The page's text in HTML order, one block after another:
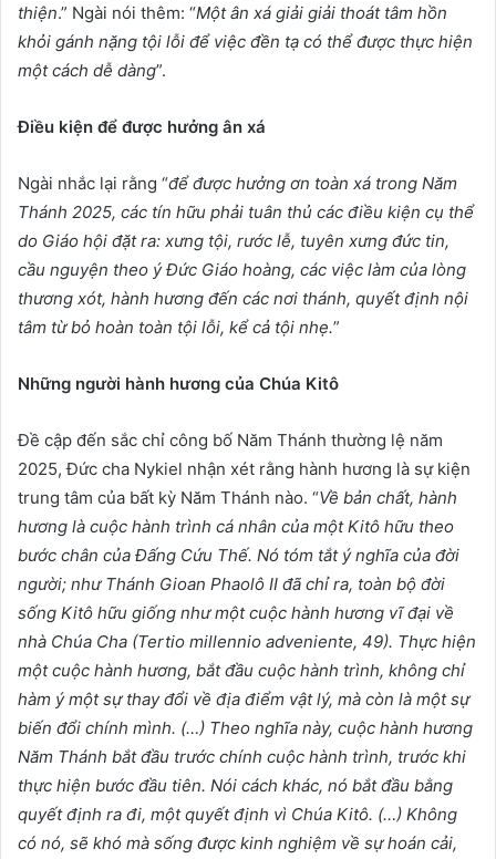
thiện.” Ngài nói thêm: “Một ân xá giải giải thoát tâm hồn
khỏi gánh nặng tội lỗi để việc đền tạ có thể được thực hiện
một cách dễ dàng”.
Điều kiện để được hưởng ân xá
Ngài nhắc lại rằng “để được hưởng ơn toàn xá trong Năm
Thánh 2025, các tín hữu phải tuân thủ các điều kiện cụ thể
do Giáo hội đặt ra: xưng tội, rước lễ, tuyên xưng đức tin,
cầu nguyện theo ý Đức Giáo hoàng, các việc làm của lòng
thương xót, hành hương đến các nơi thánh, quyết định nội
tâm từ bỏ hoàn toàn tội lỗi, kể cả tội nhẹ.”
Những người hành hương của Chúa Kitô
Đề cập đến sắc chỉ công bố Năm Thánh thường lệ năm
2025, Đức cha Nykiel nhận xét rằng hành hương là sự kiện
trung tâm của bất kỳ Năm Thánh nào. “Về bản chất, hành
hương là cuộc hành trình cá nhân của một Kitô hữu theo
bước chân của Đấng Cứu Thế. Nó tóm tắt ý nghĩa của đời
người; như Thánh Gioan Phaolô II đã chỉ ra, toàn bộ đời
sống Kitô hữu giống như một cuộc hành hương vĩ đại về
nhà Chúa Cha (Tertio millennio adveniente, 49). Thực hiện
một cuộc hành hương, bắt đầu cuộc hành trình, không chỉ
hàm ý một sự thay đổi về địa điểm vật lý, mà còn là một sự
biến đổi chính mình. (…) Theo nghĩa này, cuộc hành hương
Năm Thánh bắt đầu trước chính cuộc hành trình, trước khi
thực hiện bước đầu tiên. Nói cách khác, nó bắt đầu bằng
quyết định ra đi, một quyết định vì Chúa Kitô. (…) Không
có nó, sẽ khó mà sống được kinh nghiệm về sự hoán cải,